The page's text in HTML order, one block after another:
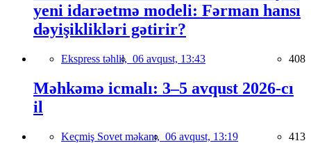
yeni idarəetmə modeli: Fərman hansı
dəyişiklikləri gətirir?
Ekspress təhlil, 06 avqust, 13:43 408
Məhkəmə icmalı: 3–5 avqust 2026-cı
il
Keçmiş Sovet məkanı, 06 avqust, 13:19 413